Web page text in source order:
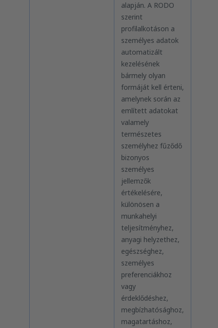
alapján. A RODO
szerint
profilalkotáson a
személyes adatok
automatizált
kezelésének
bármely olyan
formáját kell érteni,
amelynek során az
említett adatokat
valamely
természetes
személyhez fűződő
bizonyos
személyes
jellemzők
értékelésére,
különösen a
munkahelyi
teljesítményhez,
anyagi helyzethez,
egészséghez,
személyes
preferenciákhoz
vagy
érdeklődéshez,
megbízhatósághoz,
magatartáshoz,